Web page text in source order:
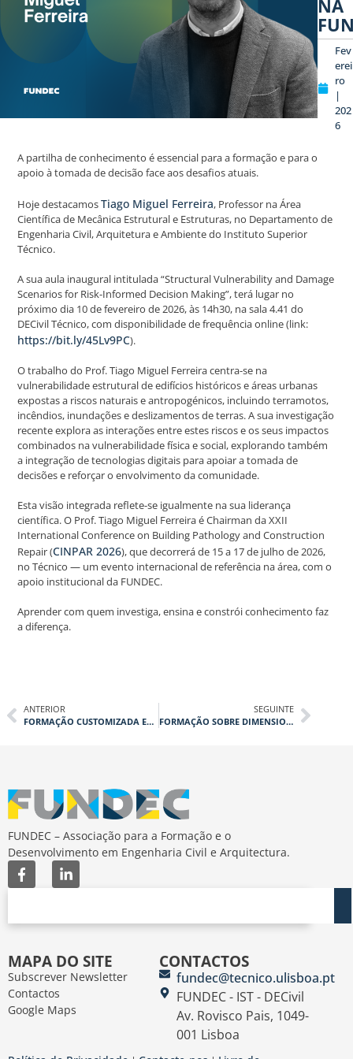
NA
Fev
erei
ro
|
202
6
A partilha de conhecimento é essencial para a formação e para o
apoio à tomada de decisão face aos desafios atuais.
Hoje destacamosTiago Miguel Ferreira, Professor na Área
Científica de Mecânica Estrutural e Estruturas, no Departamento de
Engenharia Civil, Arquitetura e Ambiente do Instituto Superior
Técnico.
A sua aula inaugural intitulada “Structural Vulnerability and Damage
Scenarios for Risk-Informed Decision Making”, terá lugar no
próximo dia 10 de fevereiro de 2026, às 14h30, na sala 4.41 do
DECivil Técnico, com disponibilidade de frequência online (link:
https://bit.ly/45Lv9PC).
O trabalho do Prof. Tiago Miguel Ferreira centra-se na
vulnerabilidade estrutural de edifícios históricos e áreas urbanas
expostas a riscos naturais e antropogénicos, incluindo terramotos,
incêndios, inundações e deslizamentos de terras. A sua investigação
recente explora as interações entre estes riscos e os seus impactos
combinados na vulnerabilidade física e social, explorando também
a integração de tecnologias digitais para apoiar a tomada de
decisões e reforçar o envolvimento da comunidade.
Esta visão integrada reflete-se igualmente na sua liderança
científica. O Prof. Tiago Miguel Ferreira é Chairman da XXII
International Conference on Building Pathology and Construction
Repair (CINPAR 2026), que decorrerá de 15 a 17 de julho de 2026,
no Técnico — um evento internacional de referência na área, com o
apoio institucional da FUNDEC.
Aprender com quem investiga, ensina e constrói conhecimento faz
a diferença.
ANTERIOR
FORMAÇÃO CUSTOMIZADA EM LEAN CONSTRUCTION
SEGUINTE
FORMAÇÃO SOBRE DIMENSIONAMENTO DE ESTAÇÕES DE TRATAMENTO E DE REUTILIZAÇÃO DE ÁGUAS RESIDUAIS (APR)
FUNDEC – Associação para a Formação e o
Desenvolvimento em Engenharia Civil e Arquitectura.
MAPA DO SITE
Subscrever Newsletter
Contactos
Google Maps
CONTACTOS
fundec@tecnico.ulisboa.pt
FUNDEC - IST - DECivil
Av. Rovisco Pais, 1049-
001 Lisboa